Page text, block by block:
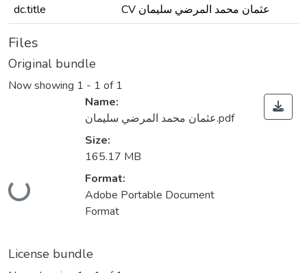
dc.title
CV عثمان محمد المرضي سليمان
Files
Original bundle
Now showing 1 - 1 of 1
Loading...
Name:
عثمان محمد المرضي سليمان.pdf
Size:
165.17 MB
Format:
Adobe Portable Document
Format
License bundle